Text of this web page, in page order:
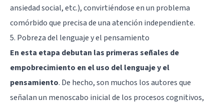
ansiedad social, etc.), convirtiéndose en un problema
comórbido que precisa de una atención independiente.
5. Pobreza del lenguaje y el pensamiento
En esta etapa debutan las primeras señales de
empobrecimiento en el uso del lenguaje y el
pensamiento. De hecho, son muchos los autores que
señalan un menoscabo inicial de los procesos cognitivos,